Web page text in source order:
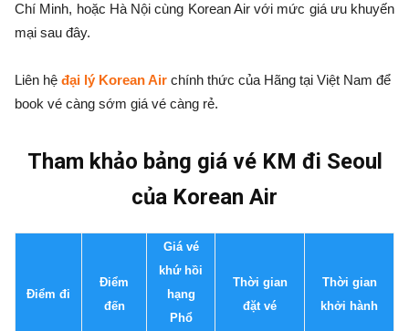
Chí Minh, hoặc Hà Nội cùng Korean Air với mức giá ưu khuyến
mại sau đây.
Liên hệ đại lý Korean Air chính thức của Hãng tại Việt Nam để
book vé càng sớm giá vé càng rẻ.
Tham khảo bảng giá vé KM đi Seoul
của Korean Air
Điểm đi
Điểm
đến
Giá vé
khứ hồi
hạng
Phổ
Thời gian
đặt vé
Thời gian
khởi hành